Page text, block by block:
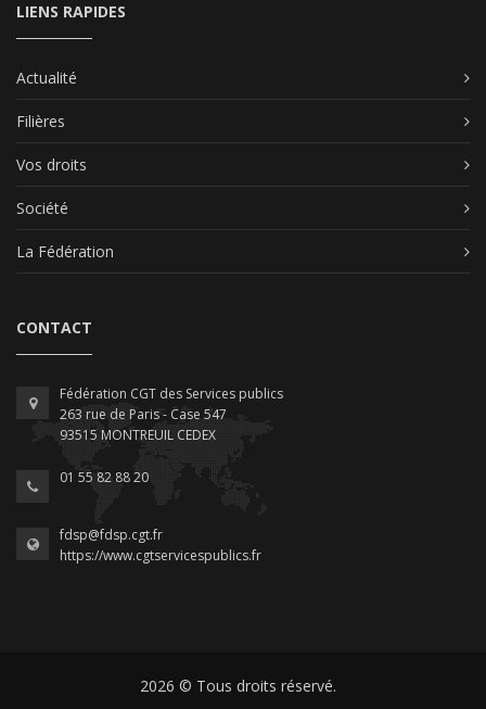
LIENS RAPIDES
Actualité
Filières
Vos droits
Société
La Fédération
CONTACT
Fédération CGT des Services publics
263 rue de Paris - Case 547
93515 MONTREUIL CEDEX
01 55 82 88 20
fdsp@fdsp.cgt.fr
https://www.cgtservicespublics.fr
2026 © Tous droits réservé.